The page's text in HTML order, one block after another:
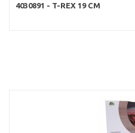
4030891 - T-REX 19 CM